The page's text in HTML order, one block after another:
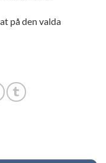
på den valda